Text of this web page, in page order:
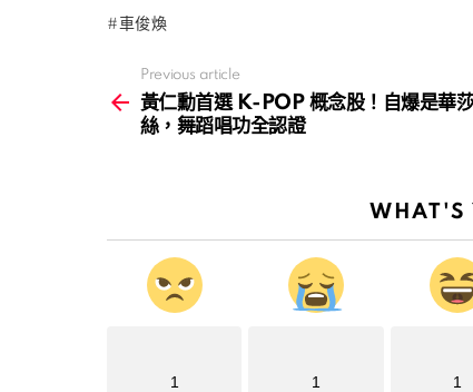
車俊煥
more
Previous article
黃仁勳首選 K-POP 概念股！自爆是華
絲，舞蹈唱功全認證
WHAT'S
1 1 1